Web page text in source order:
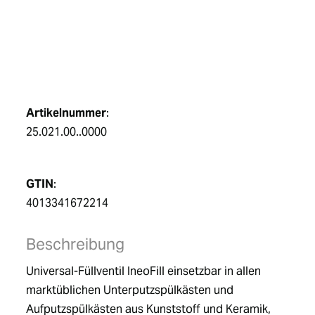
Artikelnummer:
25.021.00..0000
GTIN:
4013341672214
Beschreibung
Universal-Füllventil IneoFill einsetzbar in allen
marktüblichen Unterputzspülkästen und
Aufputzspülkästen aus Kunststoff und Keramik,